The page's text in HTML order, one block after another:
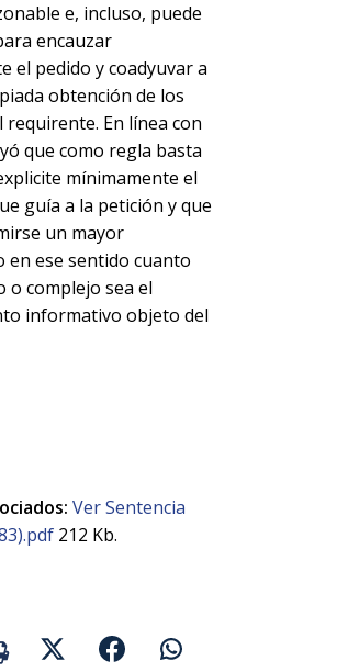
e, incluso, puede
encauzar
el pedido y coadyuvar a
obtención de los
requirente. En línea con
que como regla basta
mínimamente el
guía a la petición y que
un mayor
en ese sentido cuanto
o complejo sea el
informativo objeto del
Ver Sentencia
212 Kb.